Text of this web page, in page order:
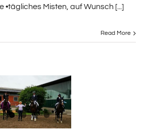
•tägliches Misten, auf Wunsch [...]
Read More